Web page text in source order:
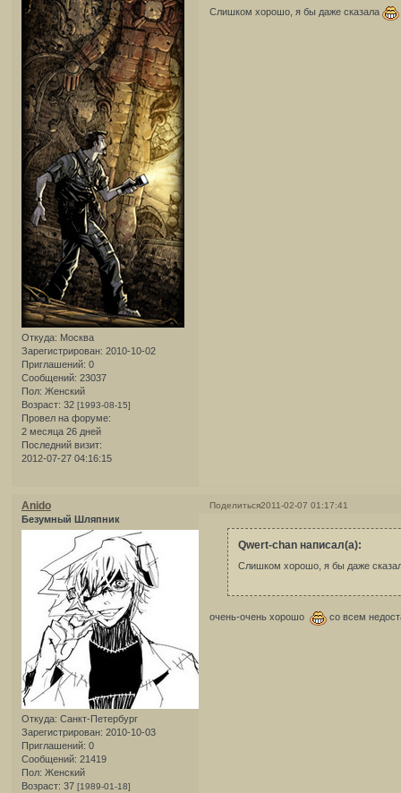
Откуда: Москва
Зарегистрирован: 2010-10-02
Приглашений: 0
Сообщений: 23037
Пол: Женский
Возраст: 32 [1993-08-15]
Провел на форуме:
2 месяца 26 дней
Последний визит:
2012-07-27 04:16:15
Слишком хорошо, я бы даже сказала
Поделиться2011-02-07 01:17:41
Anido
Безумный Шляпник
Откуда: Санкт-Петербург
Зарегистрирован: 2010-10-03
Приглашений: 0
Сообщений: 21419
Пол: Женский
Возраст: 37 [1989-01-18]
Qwert-chan написал(а):
Слишком хорошо, я бы даже
очень-очень хорошо со всем